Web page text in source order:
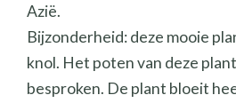
Azië.
Bijzonderheid: deze mooie
knol. Het poten van deze
besproken. De plant bloeit